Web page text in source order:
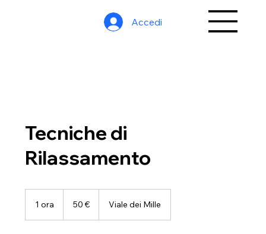
Accedi
Tecniche di
Rilassamento
1 ora 50 € Viale dei Mille